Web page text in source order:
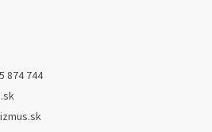
874 744